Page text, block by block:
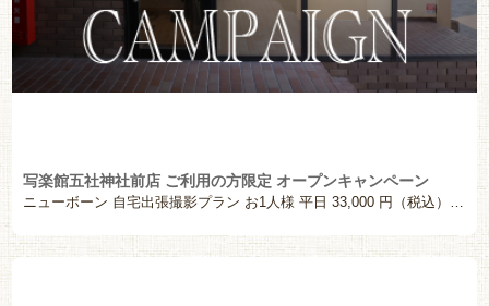
写楽館五社神社前店 ご利用の方限定 オープンキャンペーン
ニューボーン 自宅出張撮影プラン お1人様 平日 33,000 円（税込） 出張撮影料 ＋ データ2 […]